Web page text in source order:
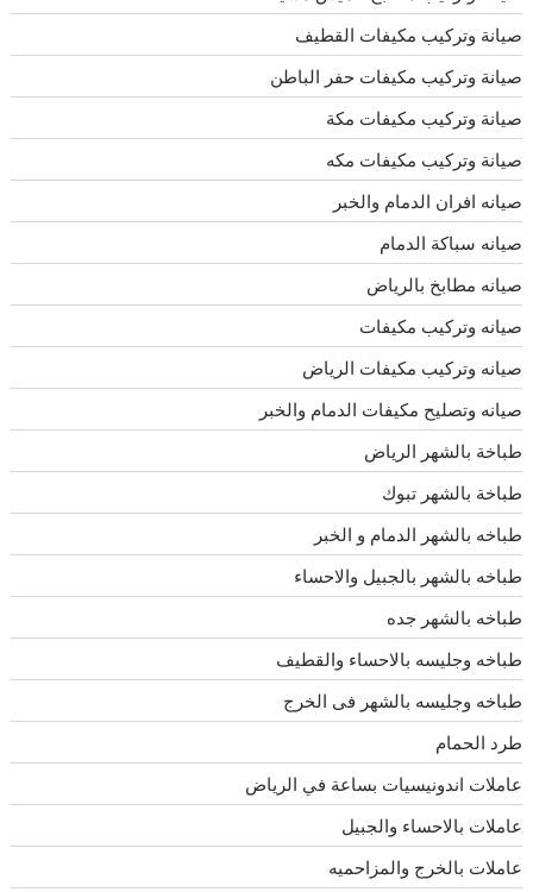
صيانة وتركيب مكيفات القطيف
صيانة وتركيب مكيفات حفر الباطن
صيانة وتركيب مكيفات مكة
صيانة وتركيب مكيفات مكه
صيانه افران الدمام والخبر
صيانه سباكة الدمام
صيانه مطابخ بالرياض
صيانه وتركيب مكيفات
صيانه وتركيب مكيفات الرياض
صيانه وتصليح مكيفات الدمام والخبر
طباخة بالشهر الرياض
طباخة بالشهر تبوك
طباخه بالشهر الدمام و الخبر
طباخه بالشهر بالجبيل والاحساء
طباخه بالشهر جده
طباخه وجليسه بالاحساء والقطيف
طباخه وجليسه بالشهر فى الخرج
طرد الحمام
عاملات اندونيسيات بساعة في الرياض
عاملات بالاحساء والجبيل
عاملات بالخرج والمزاحميه